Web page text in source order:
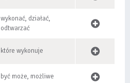
wykonać, działać,
odtwarzać
które wykonuje
być może, możliwe